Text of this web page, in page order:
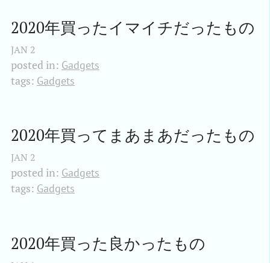
2020年買ったイマイチだったもの
JAN 2
posted in: Gadgets
tags: Gadgets
2020年買ってまあまあだったもの
JAN 2
posted in: Gadgets
tags: Gadgets
2020年買った良かったもの